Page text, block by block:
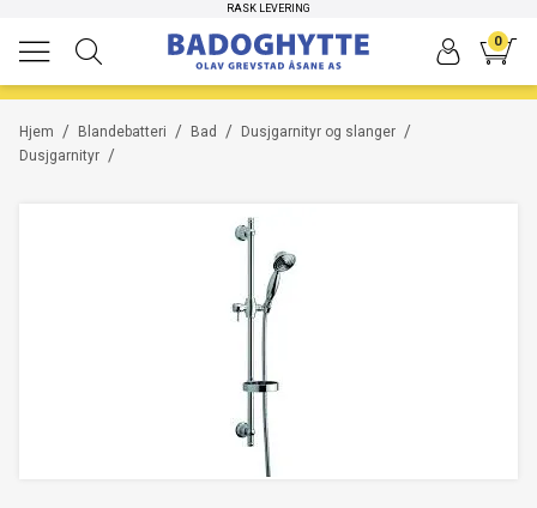
RASK LEVERING
HØYKVALITETS PRODUKTER
0
/
Hjem /
Blandebatteri /
Bad /
Dusjgarnityr og slanger
/
Dusjgarnityr